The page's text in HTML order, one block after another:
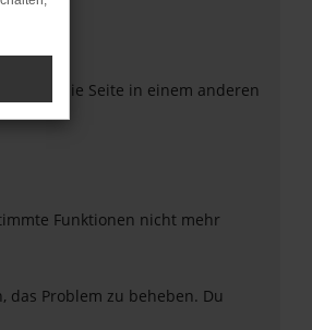
die Seite in einem anderen
Funktionen nicht mehr
Problem zu beheben. Du